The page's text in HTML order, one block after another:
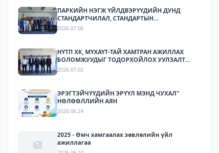
ПАРКИЙН НЭГЖ ҮЙЛДВЭРҮҮДИЙН ДУНД
СТАНДАРТЧИЛАЛ, СТАНДАРТЫН
ХЭРЭГЖИЛТИЙН ТАЛААР СУРГАЛТ,
2026.07.06
НҮТП ХК, МҮХАҮТ-ТАЙ ХАМТРАН АЖИЛЛАХ
БОЛОМЖУУДЫГ ТОДОРХОЙЛОХ УУЛЗАЛТ
ЗОХИОН БАЙГУУЛАГДЛАА.
2026.07.02
ЭРЭГТЭЙЧҮҮДИЙН ЭРҮҮЛ МЭНД ЧУХАЛ"
НӨЛӨӨЛЛИЙН АЯН
2026.06.24
2025 - Өмч хамгаалах зөвлөлийн үйл
ажиллагаа